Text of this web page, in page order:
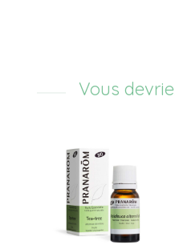
Vous